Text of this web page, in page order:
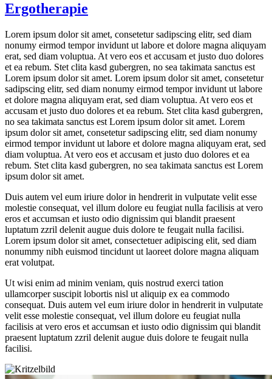
Ergotherapie
Lorem ipsum dolor sit amet, consetetur sadipscing elitr, sed diam
nonumy eirmod tempor invidunt ut labore et dolore magna aliquyam
erat, sed diam voluptua. At vero eos et accusam et justo duo dolores
et ea rebum. Stet clita kasd gubergren, no sea takimata sanctus est
Lorem ipsum dolor sit amet. Lorem ipsum dolor sit amet, consetetur
sadipscing elitr, sed diam nonumy eirmod tempor invidunt ut labore
et dolore magna aliquyam erat, sed diam voluptua. At vero eos et
accusam et justo duo dolores et ea rebum. Stet clita kasd gubergren,
no sea takimata sanctus est Lorem ipsum dolor sit amet. Lorem
ipsum dolor sit amet, consetetur sadipscing elitr, sed diam nonumy
eirmod tempor invidunt ut labore et dolore magna aliquyam erat, sed
diam voluptua. At vero eos et accusam et justo duo dolores et ea
rebum. Stet clita kasd gubergren, no sea takimata sanctus est Lorem
ipsum dolor sit amet.
Duis autem vel eum iriure dolor in hendrerit in vulputate velit esse
molestie consequat, vel illum dolore eu feugiat nulla facilisis at vero
eros et accumsan et iusto odio dignissim qui blandit praesent
luptatum zzril delenit augue duis dolore te feugait nulla facilisi.
Lorem ipsum dolor sit amet, consectetuer adipiscing elit, sed diam
nonummy nibh euismod tincidunt ut laoreet dolore magna aliquam
erat volutpat.
Ut wisi enim ad minim veniam, quis nostrud exerci tation
ullamcorper suscipit lobortis nisl ut aliquip ex ea commodo
consequat. Duis autem vel eum iriure dolor in hendrerit in vulputate
velit esse molestie consequat, vel illum dolore eu feugiat nulla
facilisis at vero eros et accumsan et iusto odio dignissim qui blandit
praesent luptatum zzril delenit augue duis dolore te feugait nulla
facilisi.